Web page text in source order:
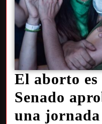
El aborto es
Senado
una